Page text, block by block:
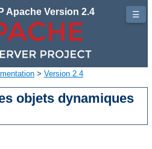
Apache Version 2.4
> Version 2.4
objets dynamiques
☰